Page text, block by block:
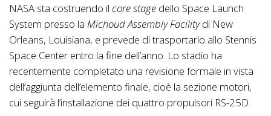
NASA sta costruendo il core stage dello Space Launch
System presso la Michoud Assembly Facilitydi New
Orleans, Louisiana, e prevede di trasportarlo allo Stennis
Space Center entro la fine dell’anno. Lo stadio ha
recentemente completato una revisione formale in vista
dell’aggiunta dell’elemento finale, cioè la sezione motori,
cui seguirà l’installazione dei quattro propulsori RS-25D.